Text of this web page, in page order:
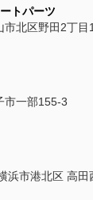
トパーツ
北区野田2丁目
一部155-3
市港北区 高田